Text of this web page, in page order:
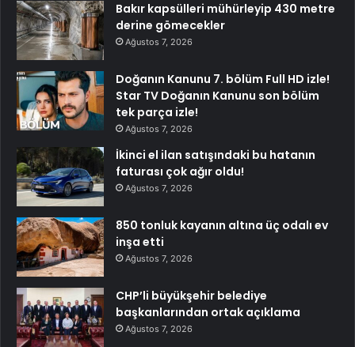
Bakır kapsülleri mühürleyip 430 metre
derine gömecekler
Ağustos 7, 2026
Doğanın Kanunu 7. bölüm Full HD izle!
Star TV Doğanın Kanunu son bölüm
tek parça izle!
Ağustos 7, 2026
İkinci el ilan satışındaki bu hatanın
faturası çok ağır oldu!
Ağustos 7, 2026
850 tonluk kayanın altına üç odalı ev
inşa etti
Ağustos 7, 2026
CHP’li büyükşehir belediye
başkanlarından ortak açıklama
Ağustos 7, 2026